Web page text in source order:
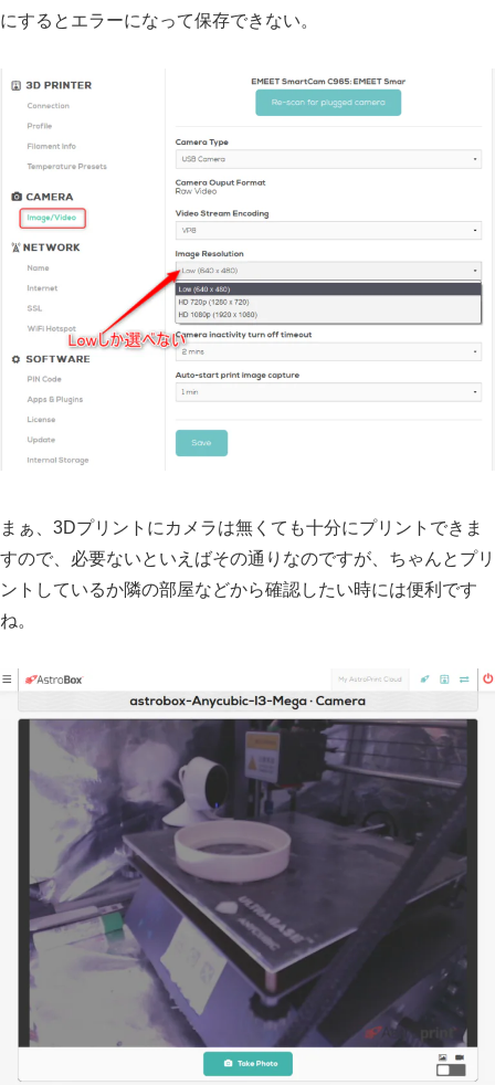
にするとエラーになって保存できない。
まぁ、3Dプリントにカメラは無くても十分にプリントできま
すので、必要ないといえばその通りなのですが、ちゃんとプリ
ントしているか隣の部屋などから確認したい時には便利です
ね。